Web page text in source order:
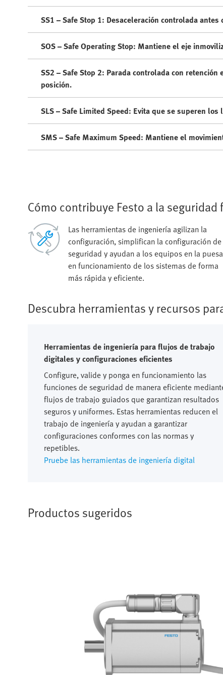
SS1 – Safe Stop 1: Desaceleración controlada
SOS – Safe Operating Stop: Mantiene el eje
SS2 – Safe Stop 2: Parada controlada con
posición.
SLS – Safe Limited Speed: Evita que se superen
SMS – Safe Maximum Speed: Mantiene el
Cómo contribuye Festo a la
Las herramientas de ingeniería agilizan la
configuración, simplifican la configuración de
seguridad y ayudan a los equipos en la puesa
en funcionamiento de los sistemas de forma
más rápida y eficiente.
Descubra herramientas y recursos
Herramientas de ingeniería para flujos de trabajo
digitales y configuraciones eficientes
Configure, valide y ponga en funcionamiento las
funciones de seguridad de manera eficiente
flujos de trabajo guiados que garantizan resultados
seguros y uniformes. Estas herramientas reducen el
trabajo de ingeniería y ayudan a garantizar
configuraciones conformes con las normas y
repetibles.
Pruebe las herramientas de ingeniería digital
Productos sugeridos